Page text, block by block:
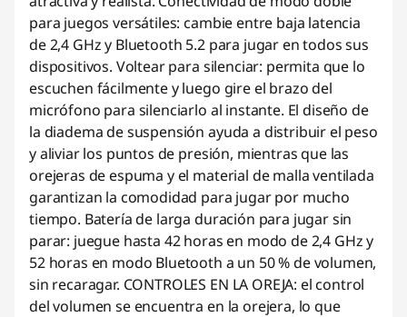
para juegos versátiles: cambie entre baja latencia
de 2,4 GHz y Bluetooth 5.2 para jugar en todos sus
dispositivos. Voltear para silenciar: permita que lo
escuchen fácilmente y luego gire el brazo del
micrófono para silenciarlo al instante. El diseño de
la diadema de suspensión ayuda a distribuir el peso
y aliviar los puntos de presión, mientras que las
orejeras de espuma y el material de malla ventilada
garantizan la comodidad para jugar por mucho
tiempo. Batería de larga duración para jugar sin
parar: juegue hasta 42 horas en modo de 2,4 GHz y
52 horas en modo Bluetooth a un 50 % de volumen,
sin recaragar. CONTROLES EN LA OREJA: el control
del volumen se encuentra en la orejera, lo que